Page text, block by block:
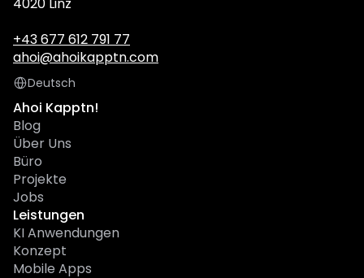
+43 677 612 791 77
ahoi@ahoikapptn.com
Deutsch
Ahoi Kapptn!
Blog
Über Uns
Büro
Projekte
Jobs
Leistungen
KI Anwendungen
Konzept
Mobile Apps